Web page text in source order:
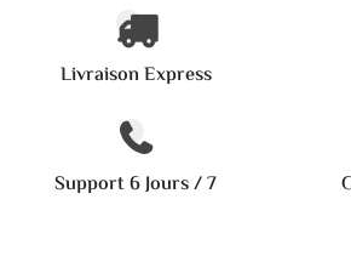
Livraison Express
Support 6 Jours / 7